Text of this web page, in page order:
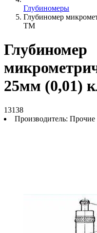
Глубиномеры
Глубиномер
ТМ
Глубиномер
25мм (0,01)
13138
Производитель: Прочие